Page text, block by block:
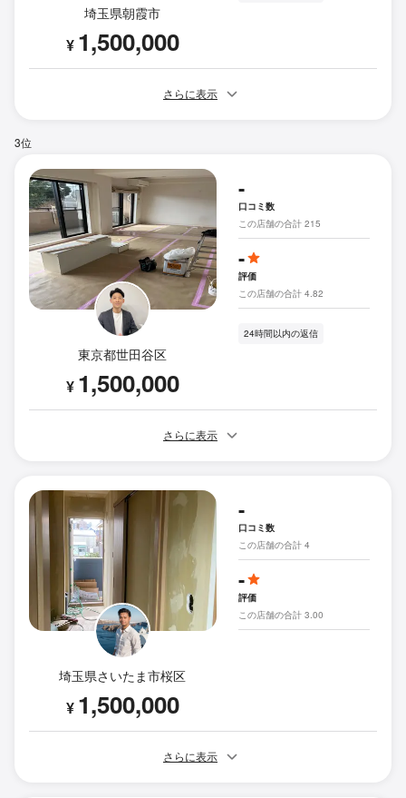
埼玉県朝霞市
¥ 1,500,000
さらに表示
3位
東京都世田谷区
¥ 1,500,000
-
口コミ数
この店舗の合計 215
-
評価
この店舗の合計 4.82
24時間以内の返信
さらに表示
埼玉県さいたま市桜区
¥ 1,500,000
-
口コミ数
この店舗の合計 4
-
評価
この店舗の合計 3.00
さらに表示